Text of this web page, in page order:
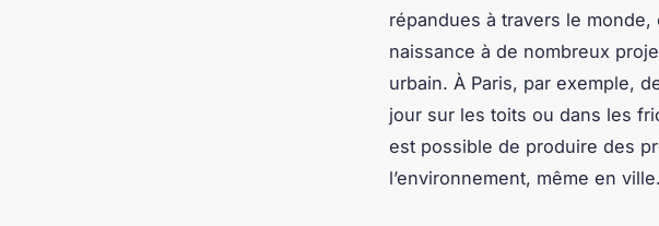
répandues à travers le monde,
naissance à de nombreux
urbain. À Paris, par exemple,
jour sur les toits ou dans les
est possible de produire des
l’environnement, même en ville.